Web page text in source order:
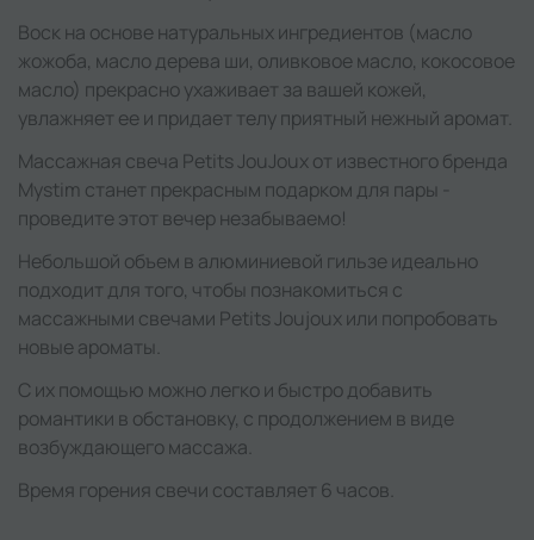
Воск на основе натуральных ингредиентов (масло
жожоба, масло дерева ши, оливковое масло, кокосовое
масло) прекрасно ухаживает за вашей кожей,
увлажняет ее и придает телу приятный нежный аромат.
Массажная свеча Petits JouJoux от известного бренда
Mystim станет прекрасным подарком для пары -
проведите этот вечер незабываемо!
Небольшой объем в алюминиевой гильзе идеально
подходит для того, чтобы познакомиться с
массажными свечами Petits Joujoux или попробовать
новые ароматы.
С их помощью можно легко и быстро добавить
романтики в обстановку, с продолжением в виде
возбуждающего массажа.
Время горения свечи составляет 6 часов.